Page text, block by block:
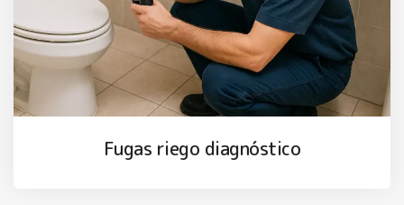
Fugas riego diagnóstico